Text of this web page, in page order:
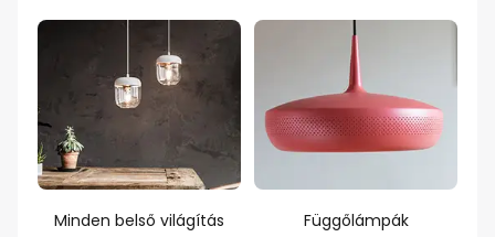
Minden belső világítás Függőlámpák